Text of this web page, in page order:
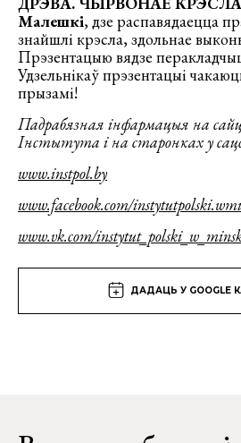
Малешкі, дзе распавядаецца
знайшлі крэсла, здольнае
Прэзентацыю вядзе
Удзельнікаў прэзентацыі
прызамі!
Падрабязная інфармацыя на
Інстытута і на старонках у
www.instpol.by
www.facebook.com/instytutpolski
www.vk.com/instytut_polski_w
ДАДАЦЬ У GOOGLE